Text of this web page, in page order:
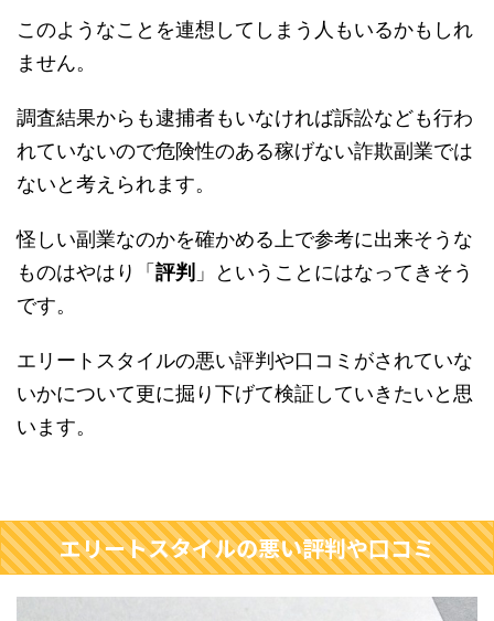
このようなことを連想してしまう人もいるかもしれ
ません。
調査結果からも逮捕者もいなければ訴訟なども行わ
れていないので危険性のある稼げない詐欺副業では
ないと考えられます。
怪しい副業なのかを確かめる上で参考に出来そうな
ものはやはり「 評判 」ということにはなってきそう
です。
エリートスタイルの悪い評判や口コミがされていな
いかについて更に掘り下げて検証していきたいと思
います。
エリートスタイルの悪い評判や口コミ